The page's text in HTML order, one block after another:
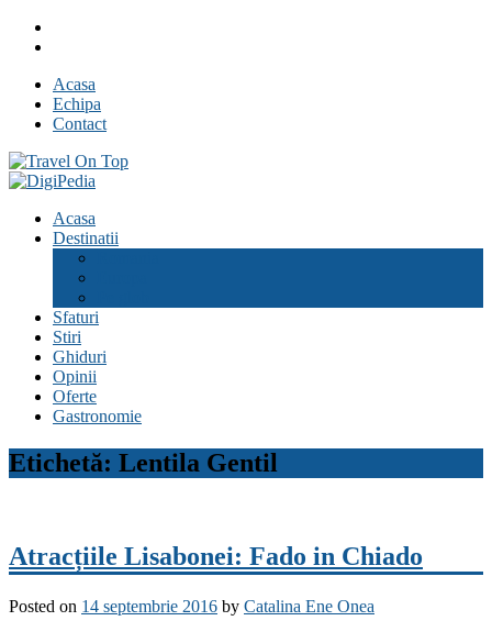
Skip
Acasa
Echipa
Contact
Acasa
Destinatii
Sfaturi
Stiri
Ghiduri
Opinii
Oferte
Gastronomie
Etichetă: Lentila Gentil
Atracțiile Lisabonei: Fado in Chiado
Posted on 14 septembrie 2016 by Catalina Ene Onea